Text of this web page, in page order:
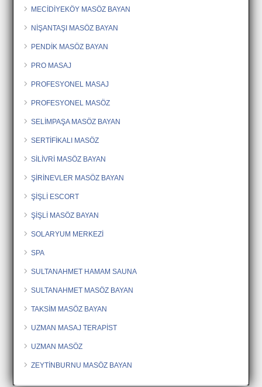
MECİDİYEKÖY MASÖZ BAYAN
NİŞANTAŞI MASÖZ BAYAN
PENDİK MASÖZ BAYAN
PRO MASAJ
PROFESYONEL MASAJ
PROFESYONEL MASÖZ
SELİMPAŞA MASÖZ BAYAN
SERTİFİKALI MASÖZ
SİLİVRİ MASÖZ BAYAN
ŞİRİNEVLER MASÖZ BAYAN
ŞİŞLİ ESCORT
ŞİŞLİ MASÖZ BAYAN
SOLARYUM MERKEZİ
SPA
SULTANAHMET HAMAM SAUNA
SULTANAHMET MASÖZ BAYAN
TAKSİM MASÖZ BAYAN
UZMAN MASAJ TERAPİST
UZMAN MASÖZ
ZEYTİNBURNU MASÖZ BAYAN